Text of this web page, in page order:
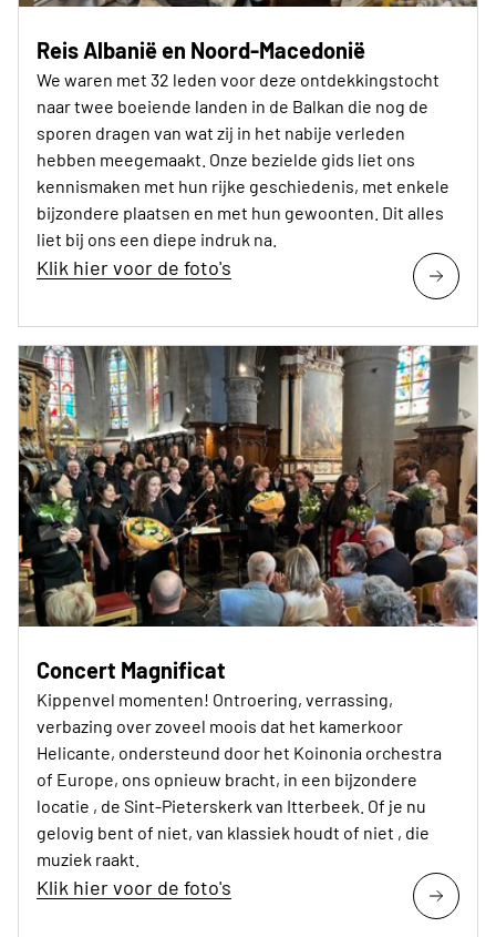
Reis Albanië en Noord-Macedonië
We waren met 32 leden voor deze ontdekkingstocht
naar twee boeiende landen in de Balkan die nog de
sporen dragen van wat zij in het nabije verleden
hebben meegemaakt. Onze bezielde gids liet ons
kennismaken met hun rijke geschiedenis, met enkele
bijzondere plaatsen en met hun gewoonten. Dit alles
liet bij ons een diepe indruk na.
Klik hier voor de foto's
Concert Magnificat
Kippenvel momenten! Ontroering, verrassing,
verbazing over zoveel moois dat het kamerkoor
Helicante, ondersteund door het Koinonia orchestra
of Europe, ons opnieuw bracht, in een bijzondere
locatie , de Sint-Pieterskerk van Itterbeek. Of je nu
gelovig bent of niet, van klassiek houdt of niet , die
muziek raakt.
Klik hier voor de foto's